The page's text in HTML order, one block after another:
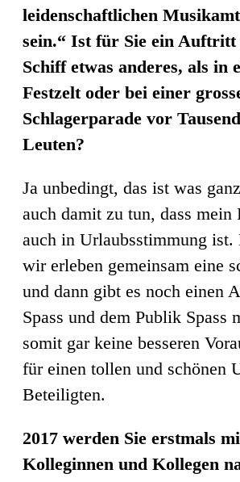
leidenschaftlichen
sein.“ Ist für Sie ein Auftritt
Schiff etwas anderes, als in
Festzelt oder bei einer
Schlagerparade vor
Leuten?
Ja unbedingt, das ist was
auch damit zu tun, dass mein
auch in Urlaubsstimmung ist.
wir erleben gemeinsam eine
und dann gibt es noch einen
Spass und dem Publik Spass
somit gar keine besseren
für einen tollen und schönen
Beteiligten.
2017 werden Sie erstmals
Kolleginnen und Kollegen